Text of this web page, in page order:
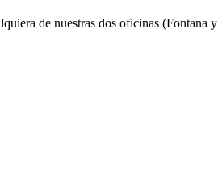
de nuestras dos oficinas (Fontana